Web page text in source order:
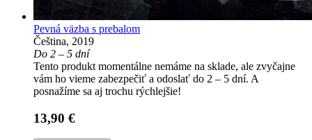
Pevná väzba s prebalom
Čeština, 2019
Do 2 – 5 dní
Tento produkt momentálne nemáme na sklade, ale zvyčajne
vám ho vieme zabezpečiť a odoslať do 2 – 5 dní. A
posnažíme sa aj trochu rýchlejšie!
13,90 €